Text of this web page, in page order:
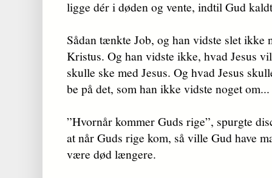
ligge dér i døden og ven­te, indtil Gud
Sådan tænkte Job, og han vidste slet ikke
Kris­tus. Og han vidste ikke, hvad Jesus
skulle ske med Jesus. Og hvad Jesus
be på det, som han ikke vidste noget om...
”Hvornår kommer Guds rige”, spurgte
at når Guds rige kom, så ville Gud have
være død længere.